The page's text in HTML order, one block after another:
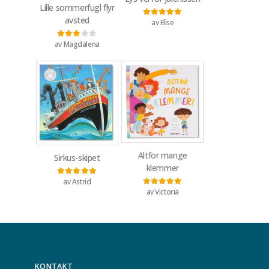
Lille sommerfugl flyr
avsted
Vurdert3av 5
av Magdalena
Vurdert5
av Elise
Sirkus-skipet
Vurdert5
av Astrid
Altfor mange
klemmer
Vurdert5av 5
av Victoria
KONTAKT